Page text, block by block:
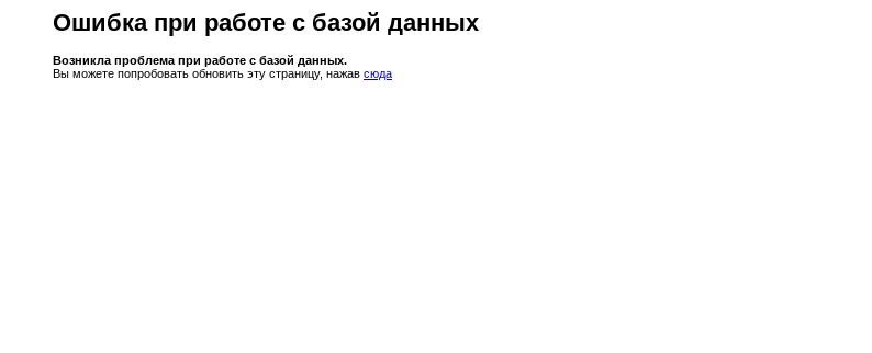
Ошибка при работе с базой данных
Возникла проблема при работе с базой данных.
Вы можете попробовать обновить эту страницу, нажав сюда